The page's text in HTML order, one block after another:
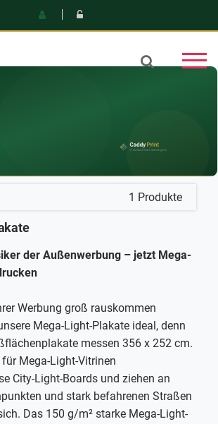
1 Produkte
der Außenwerbung – jetzt Mega-
Werbung groß rauskommen
Mega-Light-Plakate ideal, denn
messen 356 x 252 cm.
Mega-Light-Vitrinen
City-Light-Boards und ziehen an
und stark befahrenen Straßen
Das 150 g/m² starke Mega-Light-